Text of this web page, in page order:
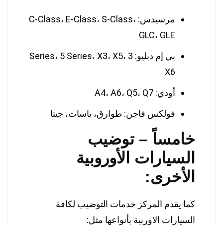
مرسيدس: C-Class، E-Class، S-Class،
GLC، GLE
بي إم دبليو: 3 Series، 5 Series، X3، X5،
X6
أودي: A4، A6، Q5، Q7
فولكس فاجن: طوارق، باسات، جيتا
خامساً – توضيب
السيارات الأوروبية
الأخرى:
كما يقدم المركز خدمات التوضيب لكافة
السيارات الاوربية بأنواعها مثل: